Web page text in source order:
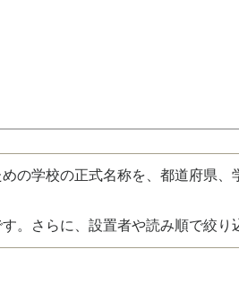
の学校の正式名称を、都道府県
。さらに、設置者や読み順で絞り